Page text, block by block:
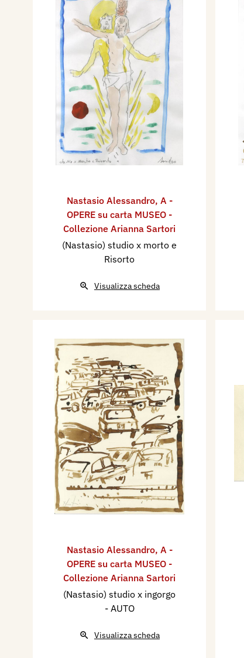
Nastasio Alessandro, A -
OPERE su carta MUSEO -
Collezione Arianna Sartori
(Nastasio) studio x morto e
Risorto
Visualizza scheda
Nastasio Alessandro, A -
OPERE su carta MUSEO -
Collezione Arianna Sartori
(Nastasio) studio x ingorgo
- AUTO
Visualizza scheda